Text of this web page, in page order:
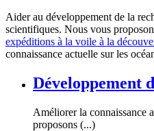
Aider au développement de la
scientifiques. Nous vous
expéditions à la voile à la
connaissance actuelle sur les
Développement
Améliorer la connaissance
proposons (...)